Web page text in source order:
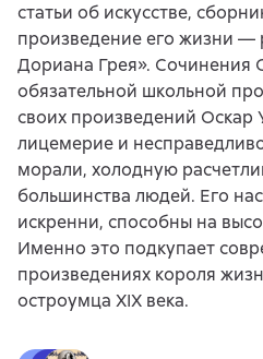
статьи об искусстве,
произведение его жизни —
Дориана Грея». Сочинения
обязательной школьной
своих произведений Оскар
лицемерие и
морали, холодную
большинства людей. Его
искренни, способны на
Именно это подкупает
произведениях короля
остроумца XIX века.